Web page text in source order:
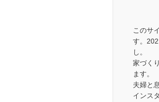
このサ
す。
し。
家づく
ます。
夫婦と
インス